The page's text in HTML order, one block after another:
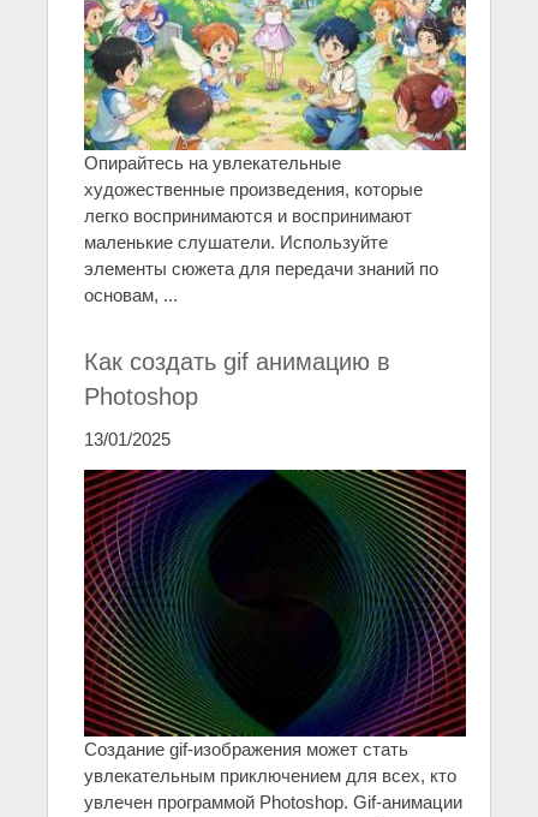
Опирайтесь на увлекательные
художественные произведения, которые
легко воспринимаются и воспринимают
маленькие слушатели. Используйте
элементы сюжета для передачи знаний по
основам, ...
Как создать gif анимацию в
Photoshop
13/01/2025
Создание gif-изображения может стать
увлекательным приключением для всех, кто
увлечен программой Photoshop. Gif-анимации